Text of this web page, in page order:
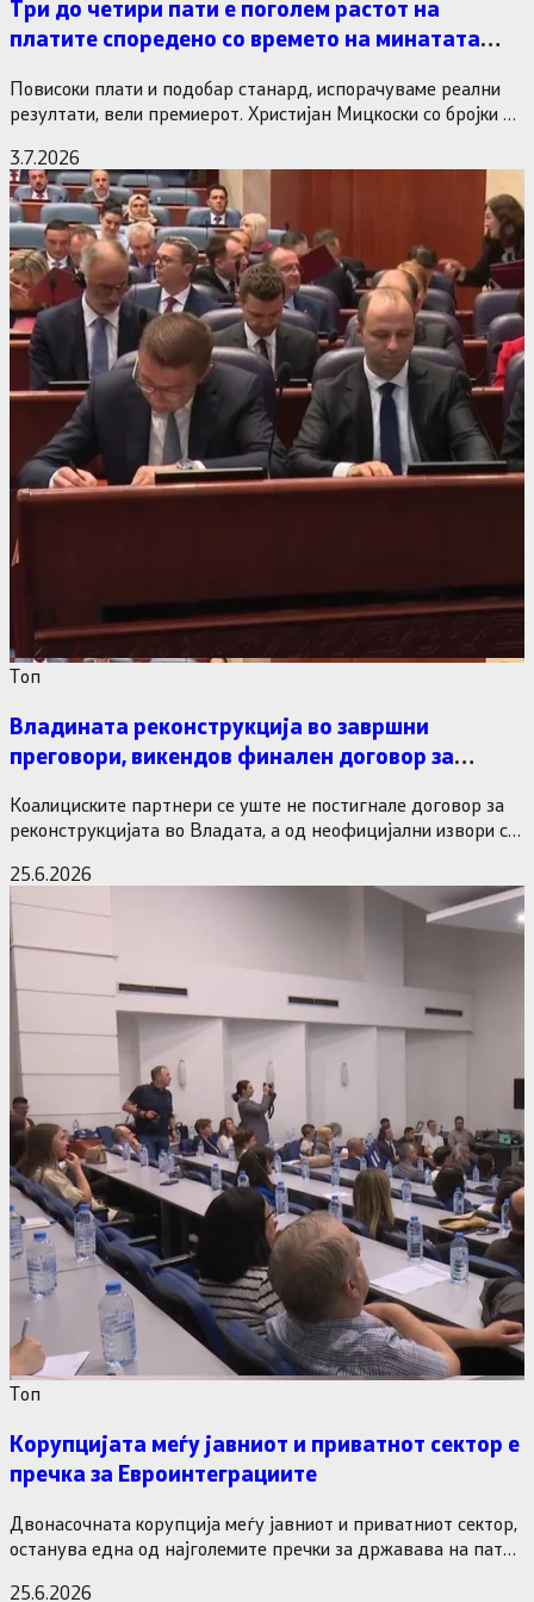
Три до четири пати е поголем растот на
платите споредено со времето на минатата
Повисоки плати и подобар станард, испорачуваме реални
резултати, вели премиерот. Христијан Мицкоски со бројки и
3.7.2026
Tоп
Владината реконструкција во завршни
преговори, викендов финален договор за
Коалициските партнери се уште не постигнале договор за
реконструкцијата во Владата, а од неофицијални извори се
25.6.2026
Tоп
Корупцијата меѓу јавниот и приватнот сектор е
пречка за Евроинтеграциите
Двонасочната корупција меѓу јавниот и приватниот сектор,
останува една од најголемите пречки за државава на патот
25.6.2026